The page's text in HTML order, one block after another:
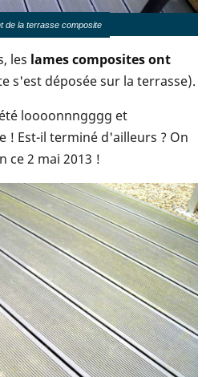
de la terrasse composite
les lames composites ont
s'est déposée sur la terrasse).
loooonnngggg et
! Est-il terminé d'ailleurs ? On
ce 2 mai 2013 !